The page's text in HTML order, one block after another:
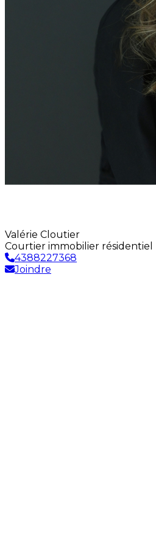
Valérie Cloutier
Courtier immobilier résidentiel
4388227368
Joindre